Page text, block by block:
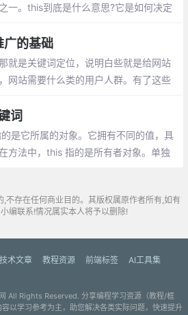
一。this到底是什么意思?它是如何决定
广的基础
就是关键词定位，说明白些就是给网站
网站需要什么类的用户人群。有了这些
词
是它所属的对象。它拥有不同的值，具
方法中，this 指的是所有者对象。单独
不存在任何商业目的。其版权属原作者所有,如有
编联系!情况属实本人将予以删除!
技术文章 教程资源 前端标签
AI工具集